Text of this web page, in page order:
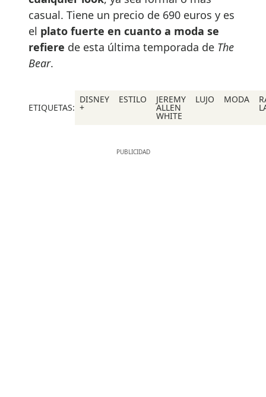
casual. Tiene un precio de 690 euros y es
el plato fuerte en cuanto a moda se
refiere de esta última temporada de The
Bear.
ETIQUETAS:
DISNEY
+
ESTILO JEREMY
ALLEN
WHITE
LUJO MODA